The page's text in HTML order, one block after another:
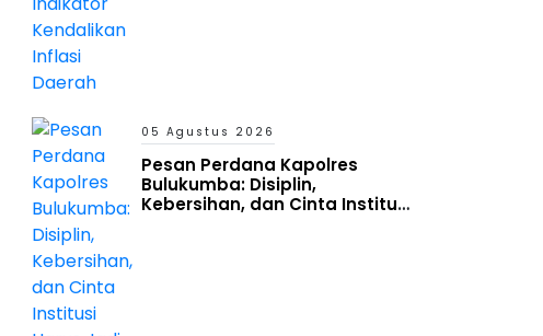
05 Agustus 2026
Pesan Perdana Kapolres
Bulukumba: Disiplin,
Kebersihan, dan Cinta Institusi